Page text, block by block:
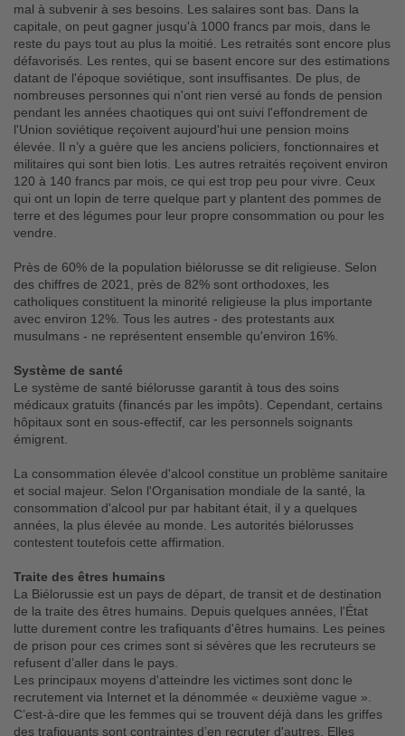
mal à subvenir à ses besoins. Les salaires sont bas. Dans la
capitale, on peut gagner jusqu'à 1000 francs par mois, dans le
reste du pays tout au plus la moitié. Les retraités sont encore plus
défavorisés. Les rentes, qui se basent encore sur des estimations
datant de l'époque soviétique, sont insuffisantes. De plus, de
nombreuses personnes qui n'ont rien versé au fonds de pension
pendant les années chaotiques qui ont suivi l'effondrement de
l'Union soviétique reçoivent aujourd'hui une pension moins
élevée. Il n’y a guère que les anciens policiers, fonctionnaires et
militaires qui sont bien lotis. Les autres retraités reçoivent environ
120 à 140 francs par mois, ce qui est trop peu pour vivre. Ceux
qui ont un lopin de terre quelque part y plantent des pommes de
terre et des légumes pour leur propre consommation ou pour les
vendre.
Près de 60% de la population biélorusse se dit religieuse. Selon
des chiffres de 2021, près de 82% sont orthodoxes, les
catholiques constituent la minorité religieuse la plus importante
avec environ 12%. Tous les autres - des protestants aux
musulmans - ne représentent ensemble qu'environ 16%.
Système de santé
Le système de santé biélorusse garantit à tous des soins
médicaux gratuits (financés par les impôts). Cependant, certains
hôpitaux sont en sous-effectif, car les personnels soignants
émigrent.
La consommation élevée d'alcool constitue un problème sanitaire
et social majeur. Selon l'Organisation mondiale de la santé, la
consommation d'alcool pur par habitant était, il y a quelques
années, la plus élevée au monde. Les autorités biélorusses
contestent toutefois cette affirmation.
Traite des êtres humains
La Biélorussie est un pays de départ, de transit et de destination
de la traite des êtres humains. Depuis quelques années, l'État
lutte durement contre les trafiquants d'êtres humains. Les peines
de prison pour ces crimes sont si sévères que les recruteurs se
refusent d’aller dans le pays.
Les principaux moyens d'atteindre les victimes sont donc le
recrutement via Internet et la dénommée « deuxième vague ».
C’est-à-dire que les femmes qui se trouvent déjà dans les griffes
des trafiquants sont contraintes d’en recruter d'autres. Elles